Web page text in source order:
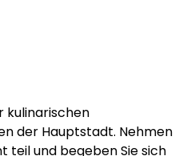
kulinarischen
der Hauptstadt. Nehmen
teil und begeben Sie sich